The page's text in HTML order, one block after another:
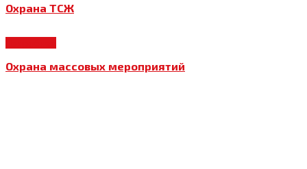
Охрана ТСЖ
Охрана массовых мероприятий